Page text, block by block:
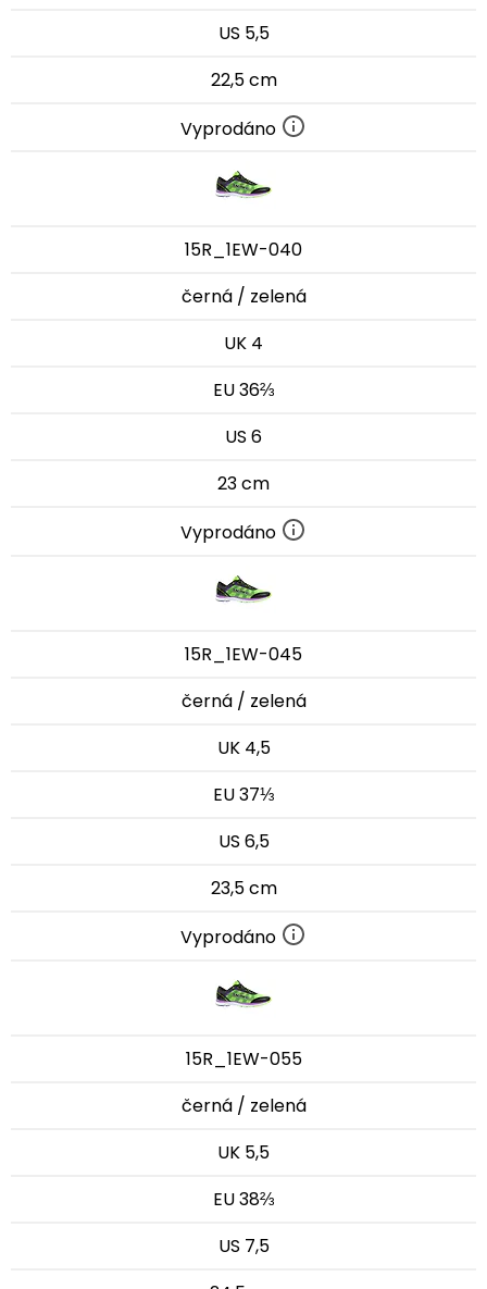
US 5,5
22,5 cm
Vyprodáno
15R_1EW-040
černá / zelená
UK 4
EU 36⅔
US 6
23 cm
Vyprodáno
15R_1EW-045
černá / zelená
UK 4,5
EU 37⅓
US 6,5
23,5 cm
Vyprodáno
15R_1EW-055
černá / zelená
UK 5,5
EU 38⅔
US 7,5